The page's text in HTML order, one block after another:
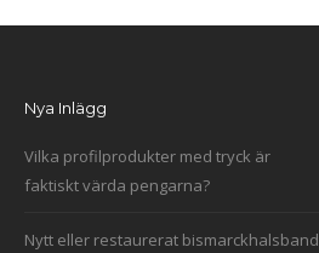
Nya Inlägg
Vilka profilprodukter med tryck är
faktiskt värda pengarna?
Nytt eller restaurerat bismarckhalsband